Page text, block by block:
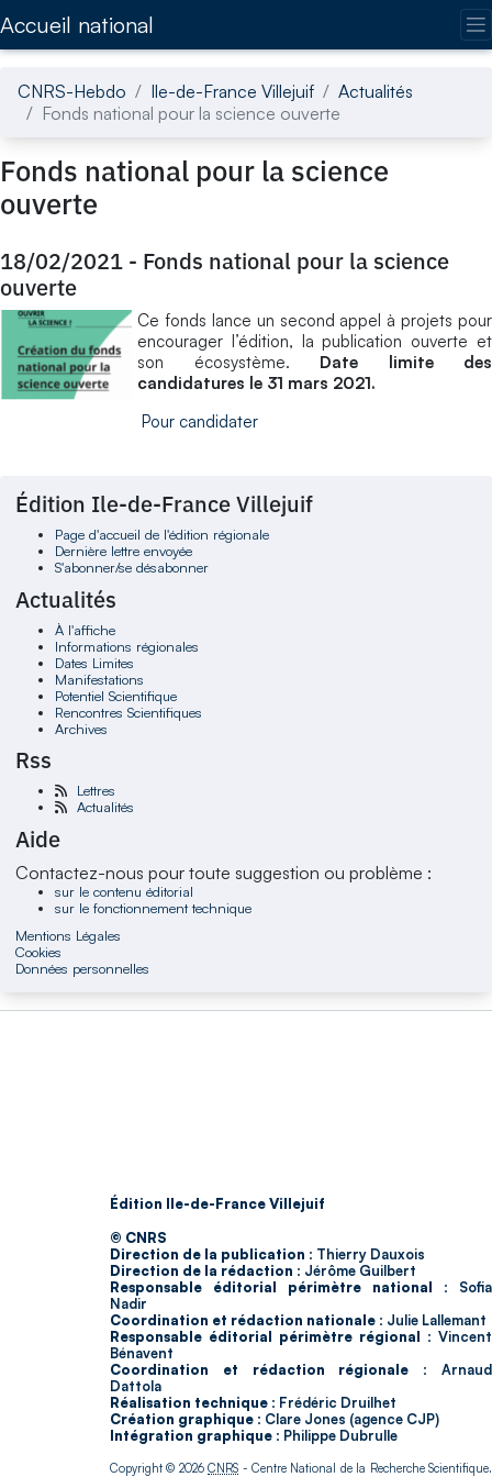
Accueil national
CNRS-Hebdo Ile-de-France Villejuif
Actualités
Fonds national pour la science ouverte
Fonds national pour la science
ouverte
18/02/2021 - Fonds national pour la science
ouverte
Ce fonds lance un second appel à projets pour
encourager l’édition, la publication ouverte et
son écosystème. Date limite des
candidatures le 31 mars 2021.
Pour candidater
Édition Ile-de-France Villejuif
Page d'accueil de l'édition régionale
Dernière lettre envoyée
S'abonner/se désabonner
Actualités
À l'affiche
Informations régionales
Dates Limites
Manifestations
Potentiel Scientifique
Rencontres Scientifiques
Archives
Rss
Lettres
Actualités
Aide
Contactez-nous pour toute suggestion ou problème :
sur le contenu éditorial
sur le fonctionnement technique
Mentions Légales
Cookies
Données personnelles
Édition Ile-de-France Villejuif
© CNRS
Direction de la publication : Thierry Dauxois
Direction de la rédaction : Jérôme Guilbert
Responsable éditorial périmètre national : Sofia
Nadir
Coordination et rédaction nationale : Julie Lallemant
Responsable éditorial périmètre régional : Vincent
Bénavent
Coordination et rédaction régionale : Arnaud
Dattola
Réalisation technique : Frédéric Druilhet
Création graphique : Clare Jones (agence CJP)
Intégration graphique : Philippe Dubrulle
Copyright © 2026CNRS - Centre National de la Recherche Scientifique.